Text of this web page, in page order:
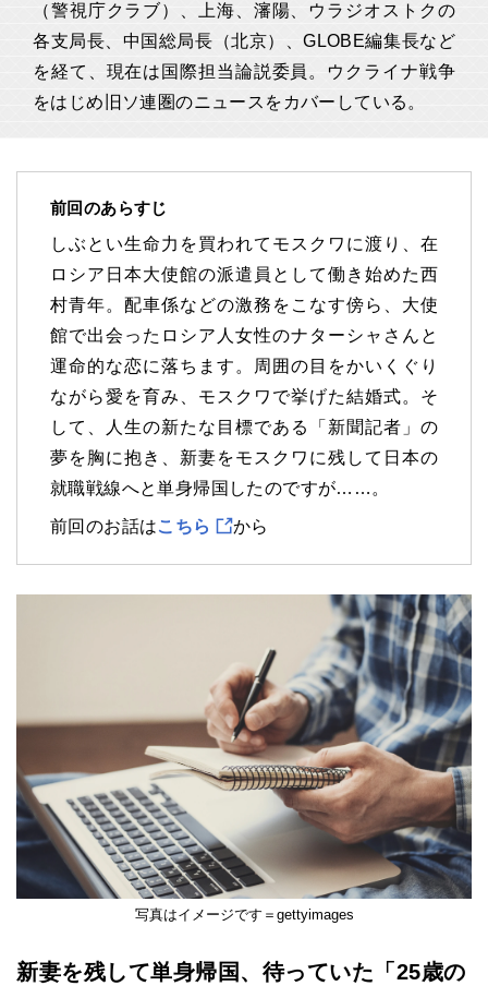
（警視庁クラブ）、上海、瀋陽、ウラジオストクの
各支局長、中国総局長（北京）、GLOBE編集長など
を経て、現在は国際担当論説委員。ウクライナ戦争
をはじめ旧ソ連圏のニュースをカバーしている。
前回のあらすじ
しぶとい生命力を買われてモスクワに渡り、在
ロシア日本大使館の派遣員として働き始めた西
村青年。配車係などの激務をこなす傍ら、大使
館で出会ったロシア人女性のナターシャさんと
運命的な恋に落ちます。周囲の目をかいくぐり
ながら愛を育み、モスクワで挙げた結婚式。そ
して、人生の新たな目標である「新聞記者」の
夢を胸に抱き、新妻をモスクワに残して日本の
就職戦線へと単身帰国したのですが……。
前回のお話はこちら から
写真はイメージです＝gettyimages
新妻を残して単身帰国、待っていた「25歳の